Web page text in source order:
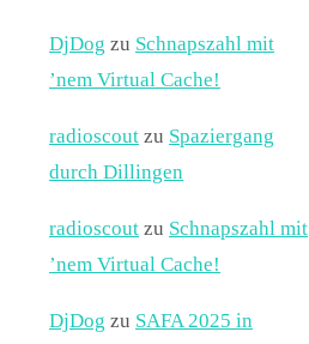
DjDog zu Schnapszahl mit
’nem Virtual Cache!
radioscout zu Spaziergang
durch Dillingen
radioscout zu Schnapszahl mit
’nem Virtual Cache!
DjDog zu SAFA 2025 in